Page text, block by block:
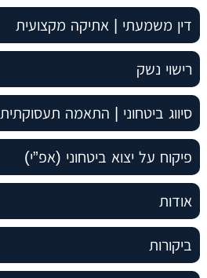
דין משמעתי | אתיקה מקצועית
רישוי נשק
סיווג ביטחוני | התאמה תעסוקתית
פיקוח על יצוא ביטחוני (אפ”י)
אודות
ביקורות